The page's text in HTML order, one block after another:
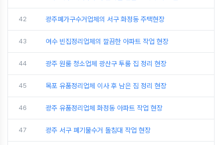
42 광주폐가구수거업체의 서구 화정동 주택현장
43 여수 빈집정리업체의 깔끔한 아파트 작업 현장
44 광주 원룸 청소업체 광산구 투룸 집 정리 현장
45 목포 유품정리업체 이사 후 남은 짐 정리 현장
46 광주 유품정리업체 화정동 아파트 작업 현장
47 광주 서구 폐기물수거 돌침대 작업 현장